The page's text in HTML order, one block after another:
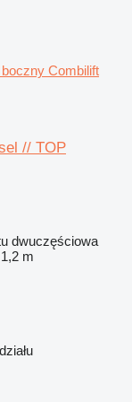
Combilift
// TOP
dwuczęściowa
1,2 m